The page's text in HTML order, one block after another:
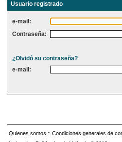
Usuario registrado
e-mail:
Contraseña:
¿Olvidó su contraseña?
e-mail:
Quienes somos :: Condiciones generales de